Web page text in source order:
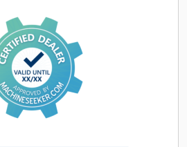
σφίγγουν την παλέτα και
αισθητήρα πίεσης. Αυτός ο
κυρίως σε τυπογραφεία.
εύκολος στη χρήση μέσω των
Μέγιστο άνοιγμα: 1800mm
βάρος: 1000kg Χειροκίνητος
Aphoa